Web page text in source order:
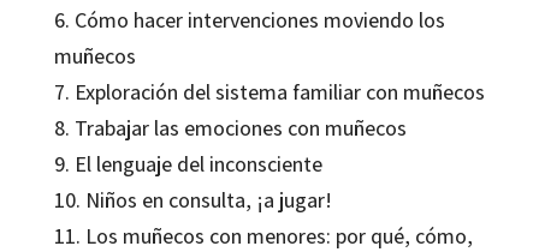
6. Cómo hacer intervenciones moviendo los
muñecos
7. Exploración del sistema familiar con muñecos
8. Trabajar las emociones con muñecos
9. El lenguaje del inconsciente
10. Niños en consulta, ¡a jugar!
11. Los muñecos con menores: por qué, cómo,